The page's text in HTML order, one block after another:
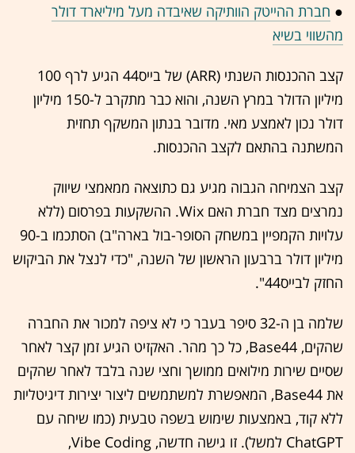
● חברת ההייטק הוותיקה שאיבדה מעל מיליארד דולר
מהשווי בשיא
קצב ההכנסות השנתי (ARR) של בייס44 הגיע לרף 100
מיליון הדולר במרץ השנה, והוא כבר מתקרב ל-150 מיליון
דולר נכון לאמצע מאי. מדובר בנתון המשקף תחזית
המשתנה בהתאם לקצב ההכנסות.
קצב הצמיחה הגבוה מגיע גם כתוצאה ממאמצי שיווק
נמרצים מצד חברת האם Wix. ההשקעות בפרסום (ללא
עלויות הקמפיין במשחק הסופר-בול בארה"ב) הסתכמו ב-90
מיליון דולר ברבעון הראשון של השנה, "כדי לנצל את הביקוש
החזק לבייס44".
שלמה בן ה-32 סיפר בעבר כי לא ציפה למכור את החברה
שהקים, Base44, כל כך מהר. האקזיט הגיע זמן קצר לאחר
שסיים שירות מילואים ממושך וחצי שנה בלבד לאחר שהקים
את Base44, המאפשרת למשתמשים ליצור יצירות דיגיטליות
ללא קוד, באמצעות שימוש בשפה טבעית (כמו שיחה עם
ChatGPT למשל). זו גישה חדשה, Vibe Coding,